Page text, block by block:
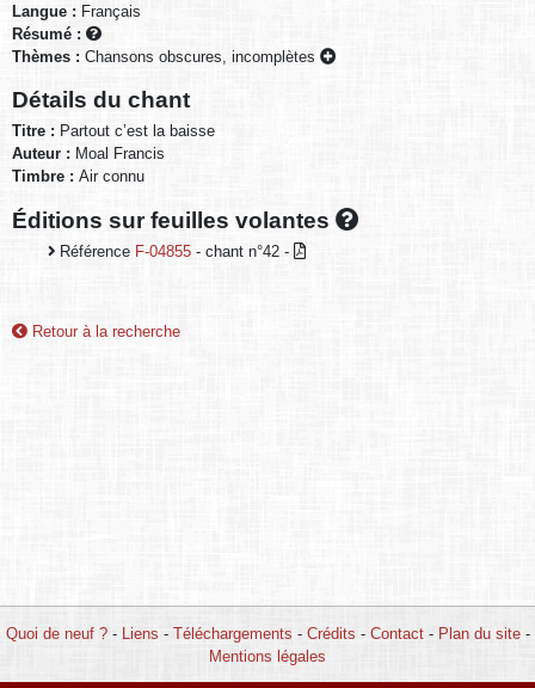
Langue : Français
Résumé :
Thèmes : Chansons obscures, incomplètes
Détails du chant
Titre : Partout c’est la baisse
Auteur : Moal Francis
Timbre : Air connu
Éditions sur feuilles volantes
Référence F-04855 - chant n°42 -
Retour à la recherche
Quoi de neuf ?- Liens - Téléchargements - Crédits - Contact- Plan du site-
Mentions légales